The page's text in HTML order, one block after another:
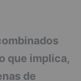
que implica,
de